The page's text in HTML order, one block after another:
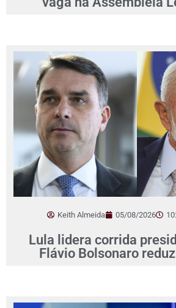
Keith Almeida 05/08/2026
Lula lidera corrida
Flávio Bolsonaro